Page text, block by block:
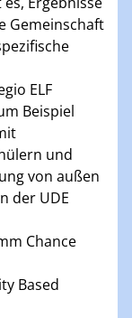
Gemeinschaft
ELF
Beispiel
und
von außen
der UDE
Chance
Based